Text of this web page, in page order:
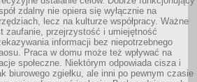
zdalny nie opiera się wyłącznie na
lecz na kulturze współpracy. Ważne
zaufanie, przejrzystość i umiejętność
informacji bez niepotrzebnego
Praca w domu może też wpływać na
społeczne. Niektórym odpowiada cisza i
biurowego zgiełku, ale inni po pewnym czasie